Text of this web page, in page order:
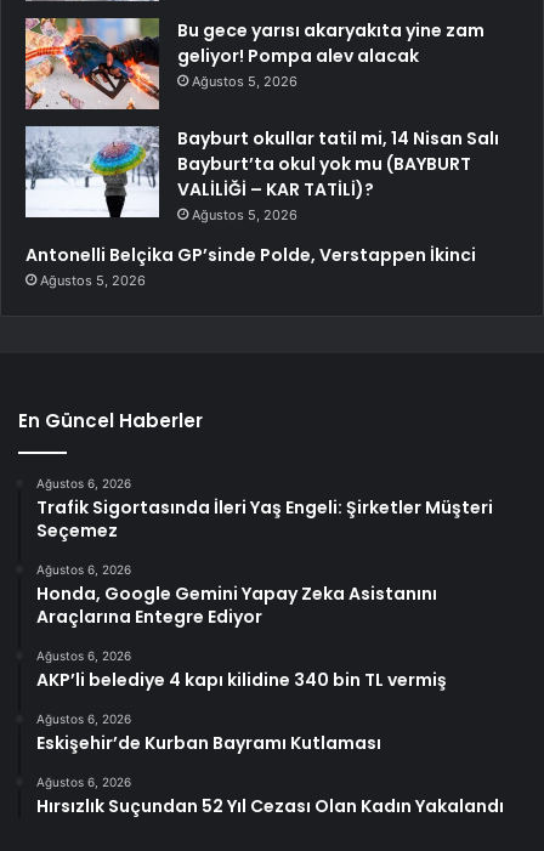
Bu gece yarısı akaryakıta yine zam
geliyor! Pompa alev alacak
Ağustos 5, 2026
Bayburt okullar tatil mi, 14 Nisan Salı
Bayburt’ta okul yok mu (BAYBURT
VALİLİĞİ – KAR TATİLİ)?
Ağustos 5, 2026
Antonelli Belçika GP’sinde Polde, Verstappen İkinci
Ağustos 5, 2026
En Güncel Haberler
Ağustos 6, 2026
Trafik Sigortasında İleri Yaş Engeli: Şirketler Müşteri
Seçemez
Ağustos 6, 2026
Honda, Google Gemini Yapay Zeka Asistanını
Araçlarına Entegre Ediyor
Ağustos 6, 2026
AKP’li belediye 4 kapı kilidine 340 bin TL vermiş
Ağustos 6, 2026
Eskişehir’de Kurban Bayramı Kutlaması
Ağustos 6, 2026
Hırsızlık Suçundan 52 Yıl Cezası Olan Kadın Yakalandı